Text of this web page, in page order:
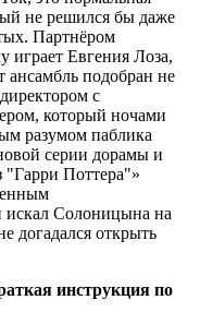
не решился бы даже
Партнёром
играет Евгения Лоза,
подобран не
с
который ночами
разумом паблика
серии дорамы и
"Гарри Поттера"»
искал Солоницына на
догадался открыть
инструкция по